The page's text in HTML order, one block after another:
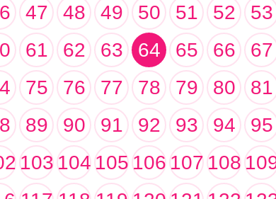
47 48 49 50 51 52
53
61 62 63 64 65 66
67
75 76 77 78 79 80
81
89 90 91 92 93 94
95
103104105106107108